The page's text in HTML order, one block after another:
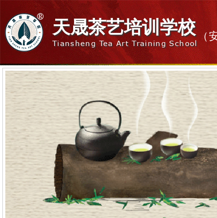
天晟茶艺培训学校
Tiansheng Tea Art Training School
（